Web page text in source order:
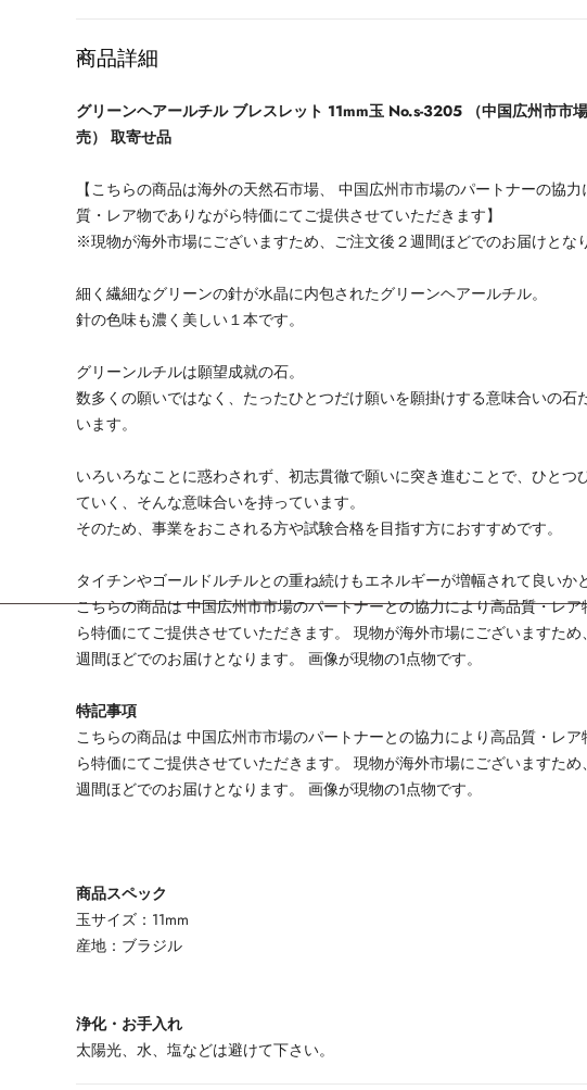
商品詳細
グリーンヘアールチル ブレスレット 11mm玉 No.s-3205 （中国広州市市
売） 取寄せ品
【こちらの商品は海外の天然石市場、 中国広州市市場のパートナーの協力
質・レア物でありながら特価にてご提供させていただきます】
※現物が海外市場にございますため、ご注文後２週間ほどでのお届けとな
細く繊細なグリーンの針が水晶に内包されたグリーンヘアールチル。
針の色味も濃く美しい１本です。
グリーンルチルは願望成就の石。
数多くの願いではなく、たったひとつだけ願いを願掛けする意味合いの石
います。
いろいろなことに惑わされず、初志貫徹で願いに突き進むことで、ひとつ
ていく、そんな意味合いを持っています。
そのため、事業をおこされる方や試験合格を目指す方におすすめです。
タイチンやゴールドルチルとの重ね続けもエネルギーが増幅されて良いか
こちらの商品は 中国広州市市場のパートナーとの協力により高品質・レ
ら特価にてご提供させていただきます。 現物が海外市場にございますため
週間ほどでのお届けとなります。 画像が現物の1点物です。
特記事項
こちらの商品は 中国広州市市場のパートナーとの協力により高品質・レ
ら特価にてご提供させていただきます。 現物が海外市場にございますため
週間ほどでのお届けとなります。 画像が現物の1点物です。
商品スペック
玉サイズ：11mm
産地：ブラジル
浄化・お手入れ
太陽光、水、塩などは避けて下さい。